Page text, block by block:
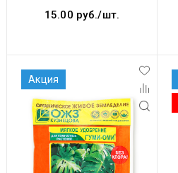
15.00 руб./шт.
Акция